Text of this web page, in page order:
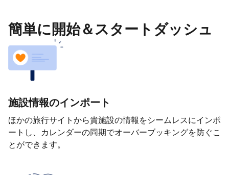
簡単に開始＆スタートダッシュ
施設情報のインポート
ほかの旅行サイトから貴施設の情報をシームレスにインポ
ートし、カレンダーの同期でオーバーブッキングを防ぐこ
とができます。